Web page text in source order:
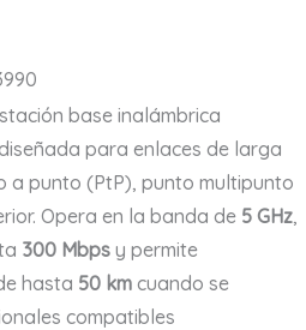
base inalámbrica
para enlaces de larga
a punto (PtP), punto multipunto
Opera en la banda de 5 GHz,
300 Mbpsy permite
hasta 50 kmcuando se
compatibles